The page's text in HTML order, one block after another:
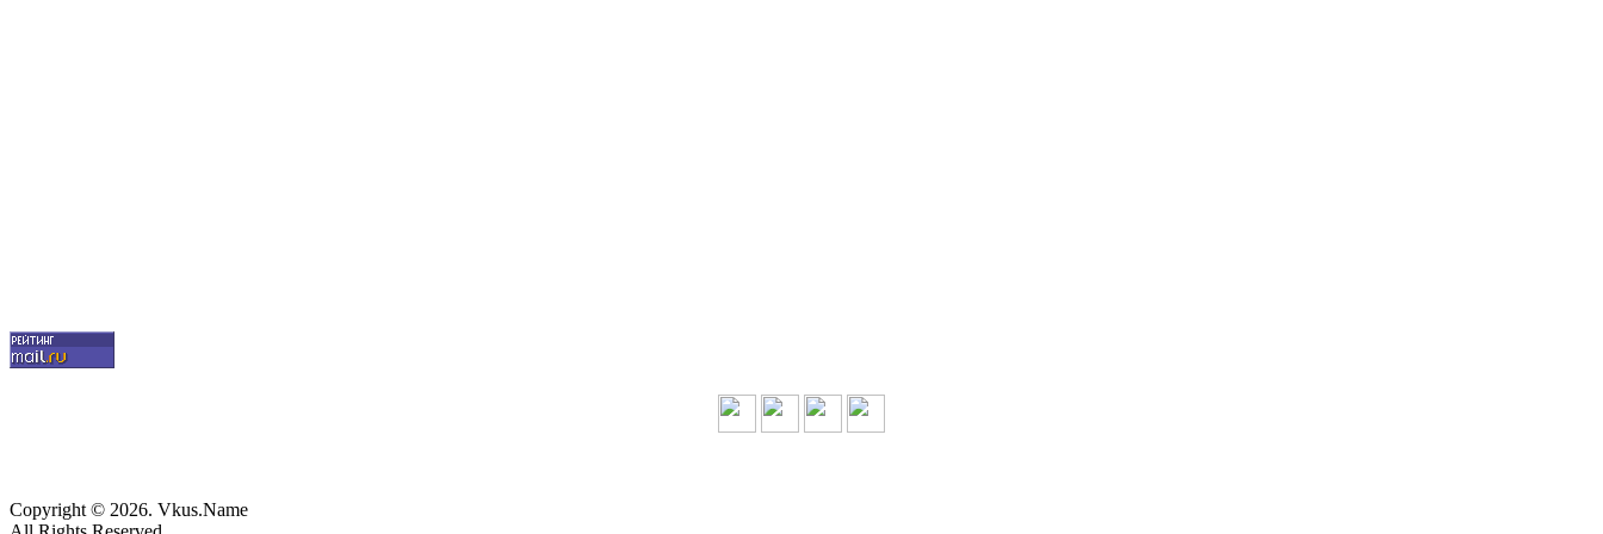
Copyright © 2026. Vkus.Name